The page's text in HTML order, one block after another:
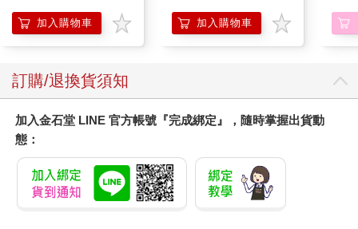
為提升心肺功能，建議從事快走、跑步、騎自行車、游泳、爬樓
梯、跳有氧舞蹈等有氧運動，並以最大心跳率的60～85%為運動
時數最好不要超過150分鐘。
由於心肺耐力運動不僅需要動用全身關節，也得對抗地心引力，
因此，除了游泳或水中活動之外，所有的心肺耐力運動多少會引
發關節不適，做完運動後可以冰敷5～15分鐘來緩解。
水中運動是關節最溫柔的支持者
加入購物車 加入購物車
訂購/退換貨須知
加入金石堂 LINE 官方帳號『完成綁定』，隨時掌握出貨動
態：